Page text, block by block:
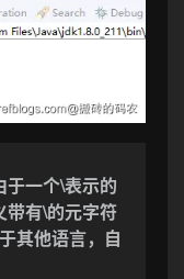
一个\表示的
带有\的元字符
其他语言，自